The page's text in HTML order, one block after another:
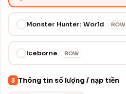
Monster Hunter: World ROW
Iceborne ROW
3 Thông tin số lượng / nạp tiền